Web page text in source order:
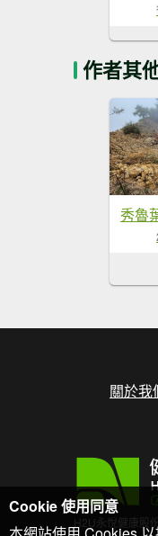
作者其
秀魯
關於我
H2U永悅健康股
Cookie 使用同意